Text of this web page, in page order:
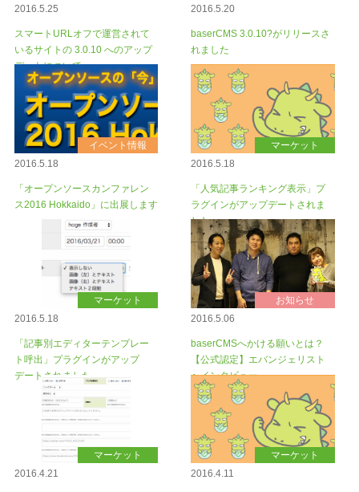
2016.5.25
スマートURLオフで運営されて
いるサイトの 3.0.10 へのアップ
デートについて
2016.5.20
baserCMS 3.0.10?がリリースさ
れました
イベント情報
2016.5.18
「オープンソースカンファレン
ス2016 Hokkaido」に出展します
マーケット
2016.5.18
「人気記事ランキング表示」プ
ラグインがアップデートされま
した
マーケット
2016.5.18
「記事別エディターテンプレー
ト呼出」プラグインがアップ
デートされました
お知らせ
2016.5.06
baserCMSへかける願いとは？
【公式認定】エバンジェリスト
へインタビュー
マーケット
2016.4.21
マーケット
2016.4.11